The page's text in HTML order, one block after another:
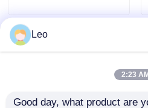
হাই ভোল্টেজ সার্কিট ব্রেকার
নিম্ন ভোল্টেজ বিতরণ বাক্স
Leo
2:23 AM
Good day, what product are